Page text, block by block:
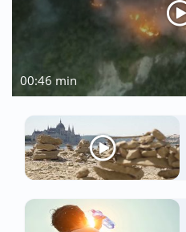
00:46 min